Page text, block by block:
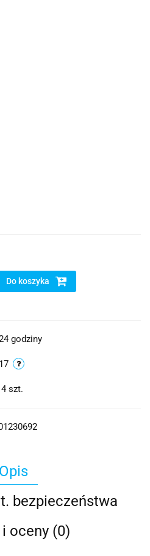
Do koszyka
godziny
17
4 szt.
Opis
bezpieczeństwa
oceny (0)